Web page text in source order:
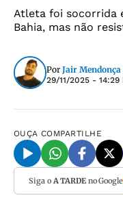
Atleta foi socorrida
Bahia, mas não
Por Jair Mendonça
29/11/2025 - 14:29
OUÇA COMPARTILHE
Siga o A TARDEno Google